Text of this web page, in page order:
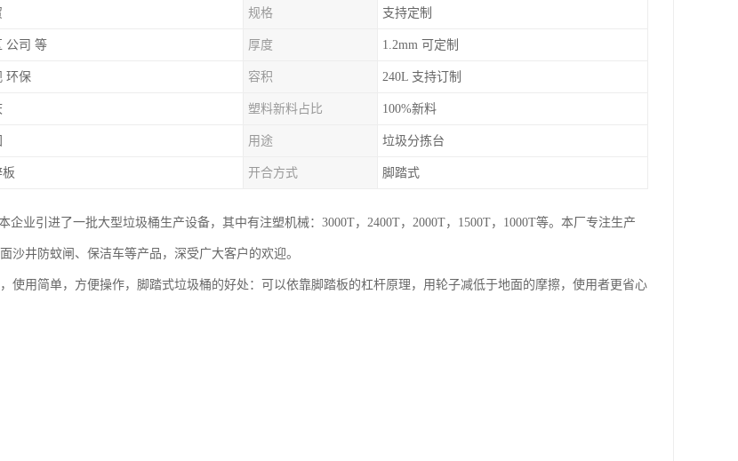
规格 支持定制
公司 等 厚度 1.2mm 可定制
环保 容积 240L 支持订制
塑料新料占比 100%新料
用途 垃圾分拣台
开合方式 脚踏式
企业引进了一批大型垃圾桶生产设备，其中有注塑机械：3000T，2400T，2000T，1500T，1000T等。本厂专注生产
沙井防蚊闸、保洁车等产品，深受广大客户的欢迎。
使用简单，方便操作，脚踏式垃圾桶的好处：可以依靠脚踏板的杠杆原理，用轮子减低于地面的摩擦，使用者更省心